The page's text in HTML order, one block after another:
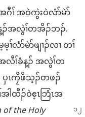
ဂီၢ် အဝဲ​ကွဲးဝဲ​လံာ်မဲာ်
န့ၣ်​အလွဲၢ်​တအိၣ်​ဘၣ်.
လံာ်မဲာ်ဖျၢၣ်​လၢ တၢ်
လီၢ်​ခံ​န့ၣ် အလွဲၢ်​တ
ပှၤ​ကၠိဖိ​သ့ၣ်​တဖၣ်
ါထီၣ်​ဝဲ​ဧ့ၤဘြံၤ​အ
the Holy